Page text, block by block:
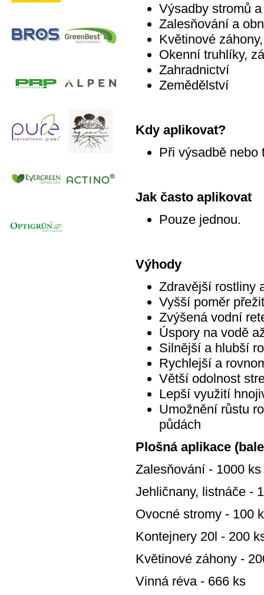
Výsadby stromů
Zalesňování a
Květinové
Okenní truhlíky,
Zahradnictví
Zemědělství
Kdy aplikovat?
Při výsadbě nebo
Jak často aplikovat
Pouze jednou.
Výhody
Zdravější rostliny
Vyšší poměr
Zvýšená vodní
Úspory na vodě
Silnější a hlubší
Rychlejší a
Větší odolnost
Lepší využití
Umožnění růstu
půdách
Plošná aplikace
Zalesňování - 1000 ks
Jehličnany, listnáče -
Ovocné stromy - 100
Kontejnery 20l - 200
Květinové záhony -
Vinná réva - 666 ks